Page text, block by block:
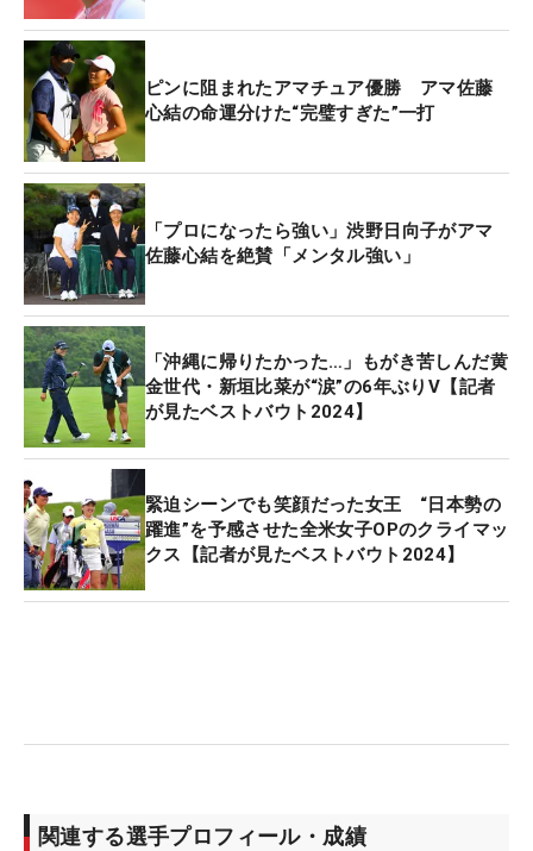
は「完璧」だったが、不運にもピンに当たり、強く
グリーンに落ちたボールは、コロコロとカップから
離れていった。結果、チャンスにつけた渋野選手に
軍配が上がった。アマチュア優勝を逃したものの、
ファンへ鮮烈な印象を残した。
それでも同年11月に行われたプロテストで一発合
格。2003年度生まれの“ダイヤモンド世代”を引っ張
る存在として、プロ生活をスタートさせた。プロ初
戦の「ダイキンオーキッドレディス」では優勝争い
の末13位に終わった。悔し涙を見せながらも「上出
来だとは思う。あまりいい終わり方ではなかったで
すけど、デビュー戦にしてはそこまで悪くなかっ
た」と大器の片りんものぞかせた。
ツアー初優勝を挙げてガッツポーズ （撮影：佐々木啓）
ピンに阻まれたアマチュア優勝 アマ佐藤
心結の命運分けた“完璧すぎた”一打
「プロになったら強い」渋野日向子がアマ
佐藤心結を絶賛「メンタル強い」
「沖縄に帰りたかった…」もがき苦しんだ黄
金世代・新垣比菜が“涙”の6年ぶりV【記者
が見たベストバウト2024】
緊迫シーンでも笑顔だった女王 “日本勢の
躍進”を予感させた全米女子OPのクライマッ
クス【記者が見たベストバウト2024】
関連する選手プロフィール・成績